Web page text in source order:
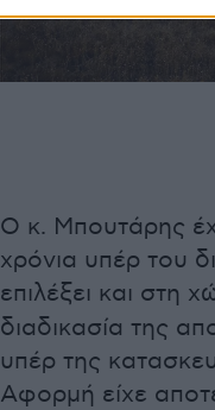
Ο κ. Μπουτάρης
χρόνια υπέρ του
επιλέξει και στη
διαδικασία της
υπέρ της
Αφορμή είχε